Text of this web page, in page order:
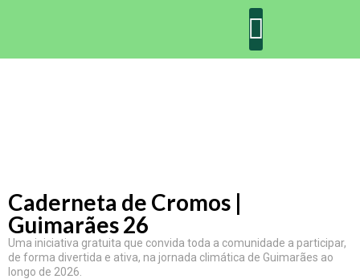
Caderneta de Cromos |
Guimarães 26
Uma iniciativa gratuita que convida toda a comunidade a participar,
de forma divertida e ativa, na jornada climática de Guimarães ao
longo de 2026.